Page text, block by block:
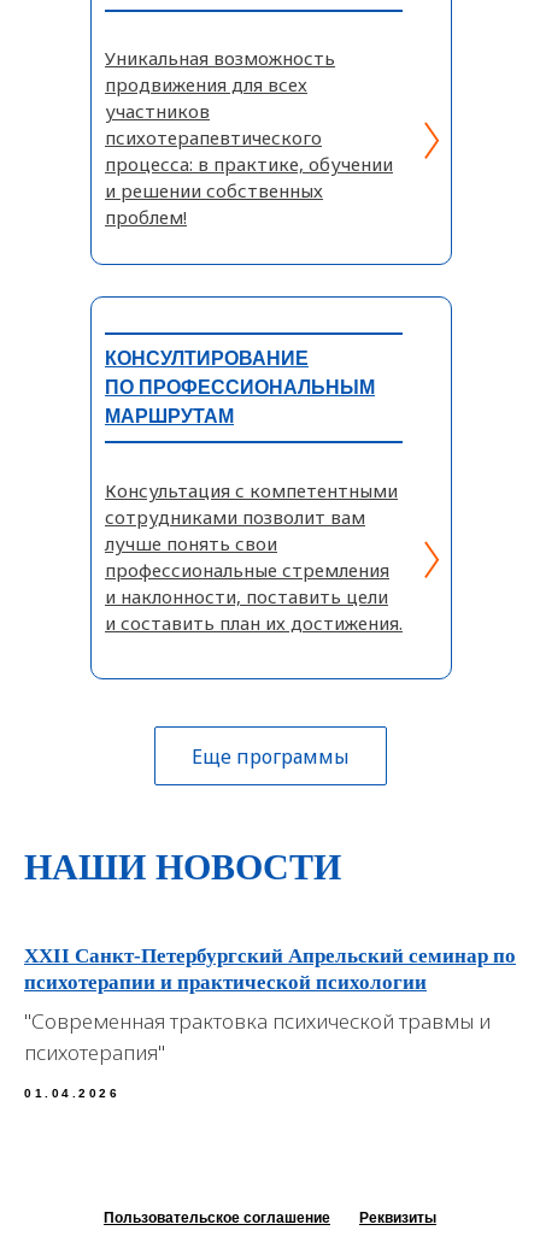
Еще программы
КОНСУЛТИРОВАНИЕ
ПО ПРОФЕССИОНАЛЬНЫМ
МАРШРУТАМ
Уникальная возможность
продвижения для всех
участников
психотерапевтического
процесса: в практике, обучении
и решении собственных
проблем!
Консультация с компетентными
сотрудниками позволит вам
лучше понять свои
профессиональные стремления
и наклонности, поставить цели
и составить план их достижения.
НАШИ НОВОСТИ
XXII Санкт-Петербургский Апрельский семинар по
психотерапии и практической психологии
"Современная трактовка психической травмы и
психотерапия"
01.04.2026
Пользовательское соглашение Реквизиты